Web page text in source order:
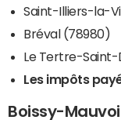
Saint-Illiers-la-
Bréval (78980)
Le Tertre-Saint-
Les impôts
Boissy-